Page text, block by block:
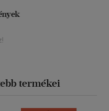
termékei